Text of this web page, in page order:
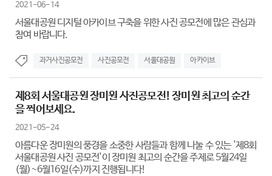
2021-06-14
서울대공원 디지털 아카이브 구축을 위한 사진 공모전에 많은 관심과
참여 바랍니다.
과거사진공모전 사진공모전 서울대공원 아카이브
제8회 서울대공원 장미원 사진공모전! 장미원 최고의 순간
을 찍어보세요.
2021-05-24
아름다운 장미원의 풍경을 소중한 사람들과 함께 나눌 수 있는 '제8회
서울대공원 사진 공모전'이 장미원 최고의 순간을 주제로 5월24일
(월)~6월16일(수)까지 진행됩니다!